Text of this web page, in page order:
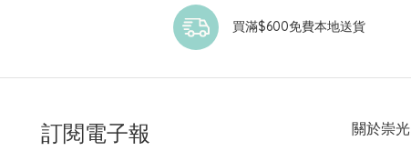
買滿$600免費本地送貨
訂閱電子報 關於崇光